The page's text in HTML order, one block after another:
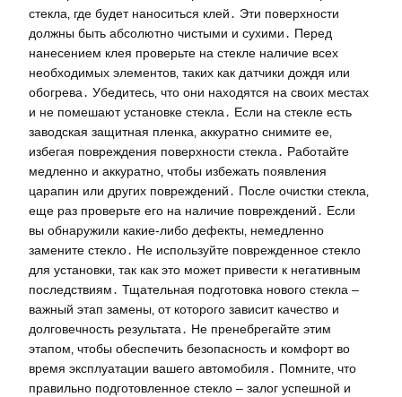
стекла‚ где будет наноситься клей․ Эти поверхности
должны быть абсолютно чистыми и сухими․ Перед
нанесением клея проверьте на стекле наличие всех
необходимых элементов‚ таких как датчики дождя или
обогрева․ Убедитесь‚ что они находятся на своих местах
и не помешают установке стекла․ Если на стекле есть
заводская защитная пленка‚ аккуратно снимите ее‚
избегая повреждения поверхности стекла․ Работайте
медленно и аккуратно‚ чтобы избежать появления
царапин или других повреждений․ После очистки стекла‚
еще раз проверьте его на наличие повреждений․ Если
вы обнаружили какие-либо дефекты‚ немедленно
замените стекло․ Не используйте поврежденное стекло
для установки‚ так как это может привести к негативным
последствиям․ Тщательная подготовка нового стекла –
важный этап замены‚ от которого зависит качество и
долговечность результата․ Не пренебрегайте этим
этапом‚ чтобы обеспечить безопасность и комфорт во
время эксплуатации вашего автомобиля․ Помните‚ что
правильно подготовленное стекло – залог успешной и